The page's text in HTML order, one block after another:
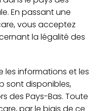
En passant une
vous acceptez
la légalité des
informations et les
sont disponibles,
des Pays-Bas. Toute